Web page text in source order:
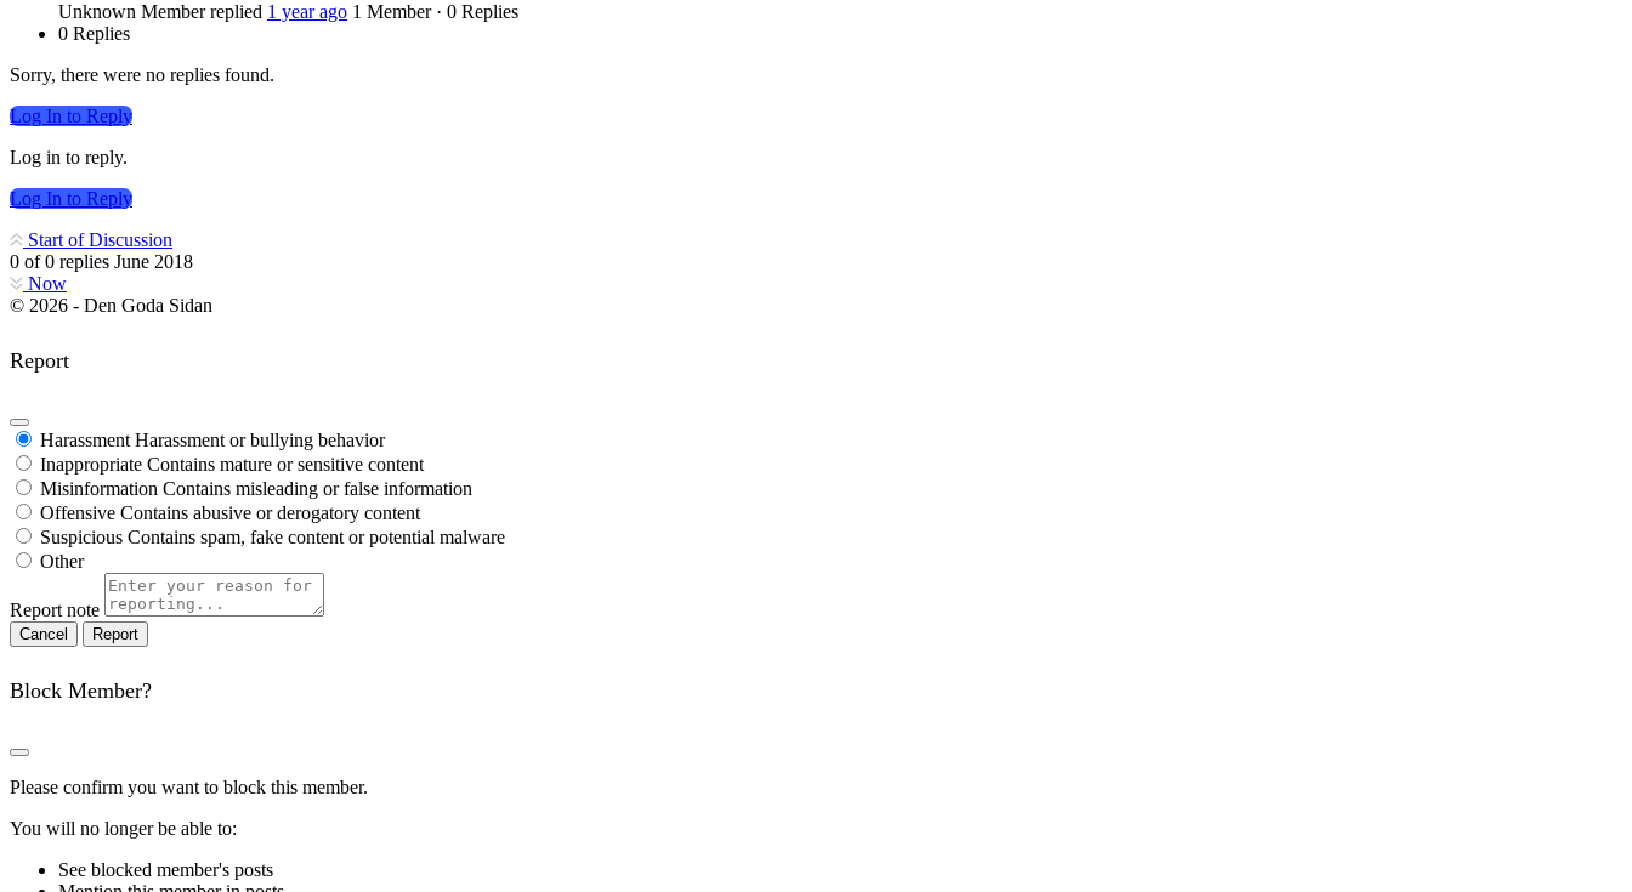
Unknown Member replied 1 year ago 1 Member · 0 Replies
0 Replies
Sorry, there were no replies found.
Log In to Reply
Log in to reply.
Log In to Reply
Start of Discussion
0 of0 replies June 2018
Now
© 2026 - Den Goda Sidan
Report
Harassment Harassment or bullying behavior
Inappropriate Contains mature or sensitive content
Misinformation Contains misleading or false information
Offensive Contains abusive or derogatory content
Suspicious Contains spam, fake content or potential malware
Other
Report note
Report
Block Member?
Please confirm you want to block this member.
You will no longer be able to:
See blocked member's posts